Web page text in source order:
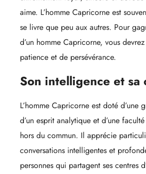
aime. L’homme Capricorne est
se livre que peu aux autres. Pour
d’un homme Capricorne, vous
patience et de persévérance.
Son intelligence et sa
L’homme Capricorne est doté d’une
d’un esprit analytique et d’une
hors du commun. Il apprécie
conversations intelligentes et
personnes qui partagent ses centres